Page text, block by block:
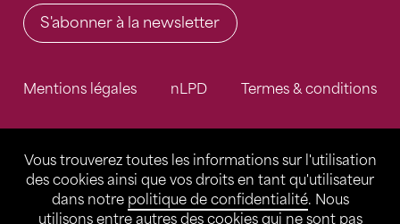
Vous trouverez toutes les informations sur l'utilisation
des cookies ainsi que vos droits en tant qu'utilisateur
dans notre politique de confidentialité. Nous
utilisons entre autres des cookies qui ne sont pas
S'abonner à la newsletter
Mentions légales nLPD Termes & conditions